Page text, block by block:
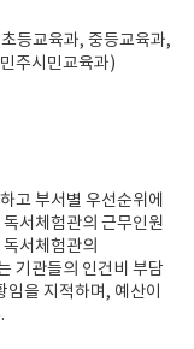
등교육과, 중등교육과,
주시민교육과)
고 부서별 우선순위에
서체험관의 근무인원
서체험관의
기관들의 인건비 부담
을 지적하며, 예산이